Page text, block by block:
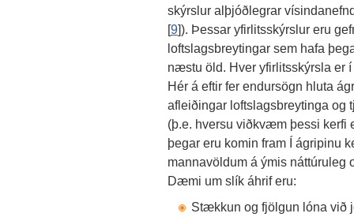
skýrslur alþjóðlegrar
[9]). Þessar yfirlitsskýrslur eru
loftslagsbreytingar sem hafa
næstu öld. Hver yfirlitsskýrsla er
Hér á eftir fer endursögn hluta
afleiðingar loftslagsbreytinga og
(þ.e. hversu viðkvæm þessi kerfi
þegar eru komin fram Í ágripinu
mannavöldum á ýmis náttúruleg
Dæmi um slík áhrif eru:
Stækkun og fjölgun lóna við